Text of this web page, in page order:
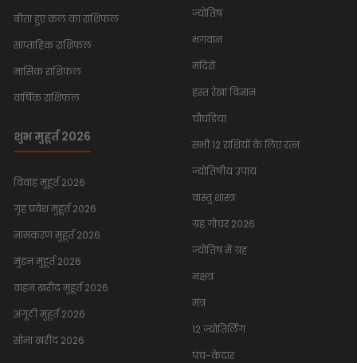
बीता हुए कल का राशिफल
साप्ताहिक राशिफल
मासिक राशिफल
वार्षिक राशिफल
शुभ मुहूर्त 2026
विवाह मुहूर्त 2026
गृह प्रवेश मुहूर्त 2026
नामकरण मुहूर्त 2026
मुंडन मुहूर्त 2026
वाहन खरीद मुहूर्त 2026
अंगूठी मुहूर्त 2026
सोना खरीद 2026
ज्योतिष
भगवान
मंदिरों
हस्त रेखा विज्ञान
चौघडिया
सभी 12 राशियों के लिए रत्न
ज्योतिषीय उपाय
वास्तु शास्त्र
ग्रह गोचर 2026
ज्योतिष में ग्रह
नक्षत्र
मंत्र
12 ज्योतिर्लिंग
पंच-केदार